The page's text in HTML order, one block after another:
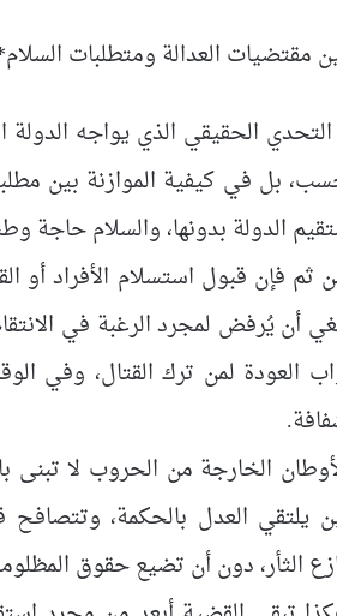
مقتضيات العدالة ومتطلبات
الحقيقي الذي يواجه
بل في كيفية الموازنة بين
الدولة بدونها، والسلام حاجة
ثم فإن قبول استسلام الأفراد أو
أن يُرفض لمجرد الرغبة في
العودة لمن ترك القتال، وفي
الخارجة من الحروب لا تبنى
يلتقي العدل بالحكمة،
الثأر، دون أن تضيع حقوق